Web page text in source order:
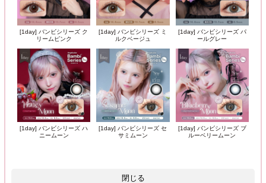
[1day] バンビシリーズ ク
リームピンク
[1day] バンビシリーズ ミ
ルクベージュ
[1day] バンビシリーズ パ
ールグレー
[1day] バンビシリーズ ハ
ニームーン
[1day] バンビシリーズ セ
サミムーン
[1day] バンビシリーズ ブ
ルーベリームーン
閉じる